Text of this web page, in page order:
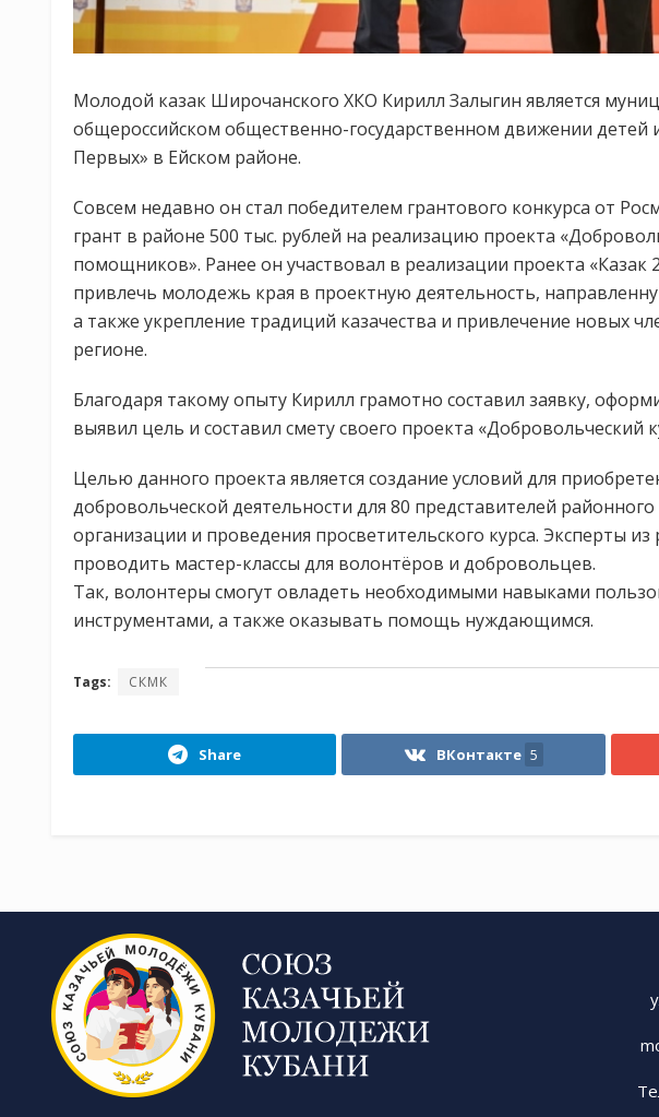
Молодой казак Широчанского ХКО Кирилл Залыгин является
общероссийском общественно-государственном движении
Первых» в Ейском районе.
Совсем недавно он стал победителем грантового конкурса от
грант в районе 500 тыс. рублей на реализацию проекта
помощников». Ранее он участвовал в реализации проекта «Казак
привлечь молодежь края в проектную деятельность,
а также укрепление традиций казачества и привлечение новых
регионе.
Благодаря такому опыту Кирилл грамотно составил заявку,
выявил цель и составил смету своего проекта
Целью данного проекта является создание условий для
добровольческой деятельности для 80 представителей
организации и проведения просветительского курса. Эксперты из
проводить мастер-классы для волонтёров и добровольцев.
Так, волонтеры смогут овладеть необходимыми навыками
инструментами, а также оказывать помощь нуждающимся.
Tags: СКМК
Share ВКонтакте 5